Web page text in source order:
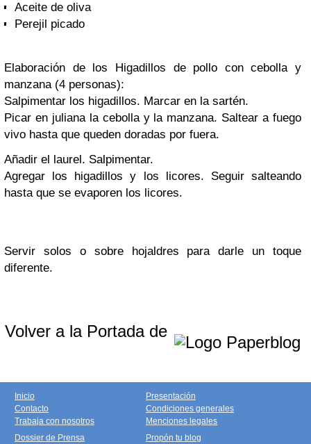
Aceite de oliva
Perejil picado
Elaboración de los Higadillos de pollo con cebolla y
manzana (4 personas):
Salpimentar los higadillos. Marcar en la sartén.
Picar en juliana la cebolla y la manzana. Saltear a fuego
vivo hasta que queden doradas por fuera.
Añadir el laurel. Salpimentar.
Agregar los higadillos y los licores. Seguir salteando
hasta que se evaporen los licores.
Servir solos o sobre hojaldres para darle un toque
diferente.
Volver a la Portada de
Inicio
Contacto
Trabaja con nosotros
Presentación
Condiciones generales
Menciones legales
Dossier de Prensa
Propón tu blog